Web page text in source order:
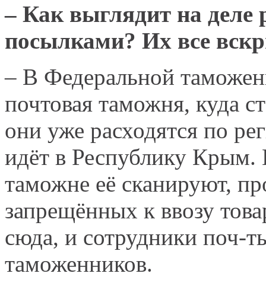
– Как выглядит на
посылками? Их все
– В Федеральной
почтовая таможня, куда
они уже расходятся по
идёт в Республику Крым.
таможне её сканируют,
запрещённых к ввозу
сюда, и сотрудники поч-
таможенников.